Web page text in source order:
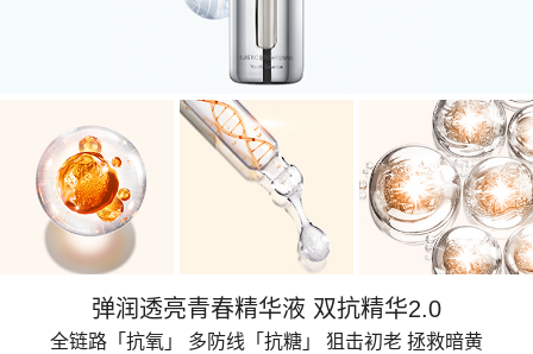
弹润透亮青春精华液 双抗精华2.0
全链路「抗氧」 多防线「抗糖」 狙击初老 拯救暗黄